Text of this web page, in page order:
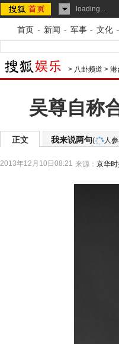
loading...
首页 - 新闻 - 军事 - 文化 -
> 八卦频道 > 港
吴尊自称
正文 我来说两句( 人
2013年12月10日08:21 来源： 京华时